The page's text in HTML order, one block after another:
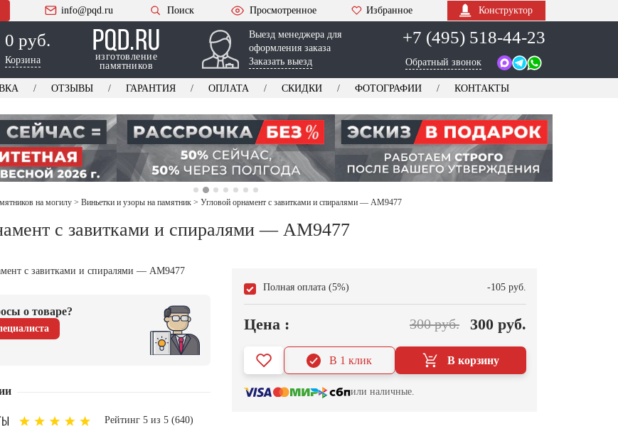
info@pqd.ru Поиск Просмотренное Избранное Конструктор
0 руб.
Корзина
изготовление
памятников
Выезд менеджера для
оформления заказа
Заказать выезд
+7 (495) 518-44-23
Обратный звонок
ОТЗЫВЫ ГАРАНТИЯ ОПЛАТА СКИДКИ ФОТОГРАФИИ КОНТАКТЫ
на могилу > Виньетки и узоры на памятник > Угловой орнамент с завитками и спиралями — AM9477
с завитками и спиралями — AM9477
о товаре?
Рейтинг 5 из 5 (640)
Полная оплата (5%) -105 руб.
Цена : 300 руб. 300 руб.
В корзину
В 1 клик
или наличные.